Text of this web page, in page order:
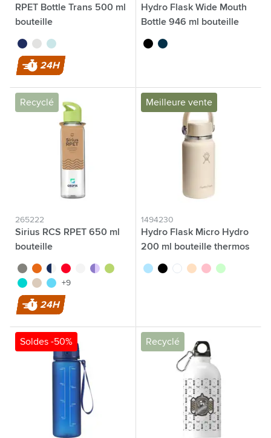
RPET Bottle Trans 500 ml
bouteille
noir translucide
bleu
24H
Hydro Flask Wide Mouth
Bottle 946 ml bouteille
noir bleu indigo
Recyclé
265222
Sirius RCS RPET 650 ml
bouteille
vert/vertorange translucide
turquoiserouge rouge
blancpourpre
vert
bleu translucide
beigebleu +9
24H
Meilleure vente
1494230
Hydro Flask Micro Hydro
200 ml bouteille thermos
bleu pastel
noir blancbeigerose vert pastel
Soldes -50% Recyclé